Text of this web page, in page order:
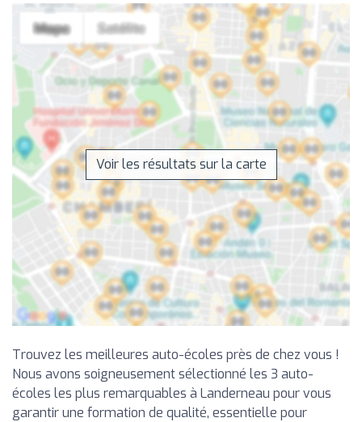
Voir les résultats sur la carte
Trouvez les meilleures auto-écoles près de chez vous !
Nous avons soigneusement sélectionné les 3 auto-
écoles les plus remarquables à Landerneau pour vous
garantir une formation de qualité, essentielle pour